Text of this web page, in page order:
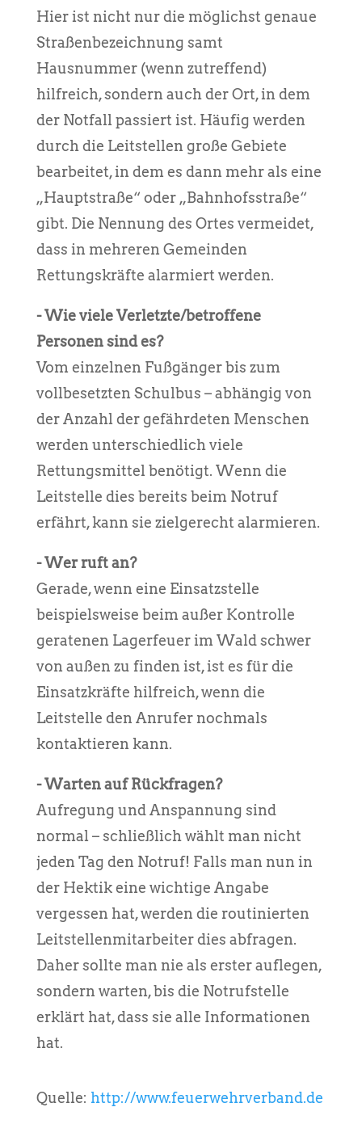
Hier ist nicht nur die möglichst genaue
Straßenbezeichnung samt
Hausnummer (wenn zutreffend)
hilfreich, sondern auch der Ort, in dem
der Notfall passiert ist. Häufig werden
durch die Leitstellen große Gebiete
bearbeitet, in dem es dann mehr als eine
„Hauptstraße“ oder „Bahnhofsstraße“
gibt. Die Nennung des Ortes vermeidet,
dass in mehreren Gemeinden
Rettungskräfte alarmiert werden.
- Wie viele Verletzte/betroffene
Personen sind es?
Vom einzelnen Fußgänger bis zum
vollbesetzten Schulbus – abhängig von
der Anzahl der gefährdeten Menschen
werden unterschiedlich viele
Rettungsmittel benötigt. Wenn die
Leitstelle dies bereits beim Notruf
erfährt, kann sie zielgerecht alarmieren.
- Wer ruft an?
Gerade, wenn eine Einsatzstelle
beispielsweise beim außer Kontrolle
geratenen Lagerfeuer im Wald schwer
von außen zu finden ist, ist es für die
Einsatzkräfte hilfreich, wenn die
Leitstelle den Anrufer nochmals
kontaktieren kann.
- Warten auf Rückfragen?
Aufregung und Anspannung sind
normal – schließlich wählt man nicht
jeden Tag den Notruf! Falls man nun in
der Hektik eine wichtige Angabe
vergessen hat, werden die routinierten
Leitstellenmitarbeiter dies abfragen.
Daher sollte man nie als erster auflegen,
sondern warten, bis die Notrufstelle
erklärt hat, dass sie alle Informationen
hat.
Quelle: http://www.feuerwehrverband.de